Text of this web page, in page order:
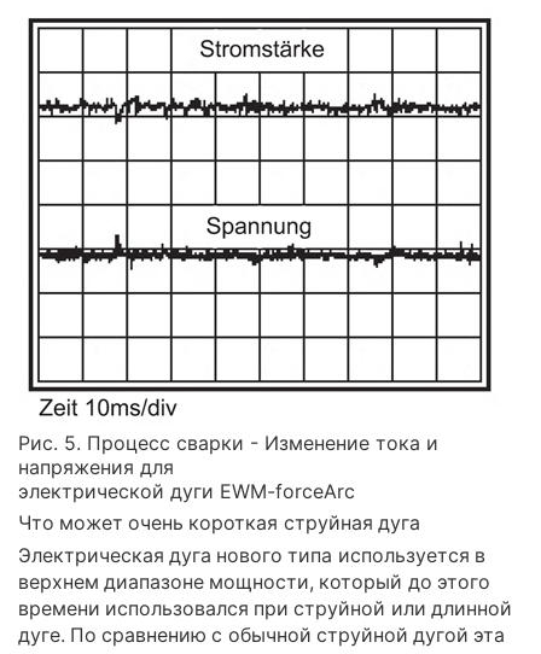
Рис. 5. Процесс сварки - Изменение тока и
напряжения для
электрической дуги EWM-forceArc
Что может очень короткая cтруйная дуга
Электрическая дуга нового типа используется в
верхнем диапазоне мощности, который до этого
времени использовался при cтруйной или длинной
дугe. По сравнению с обычной cтруйной дугой эта